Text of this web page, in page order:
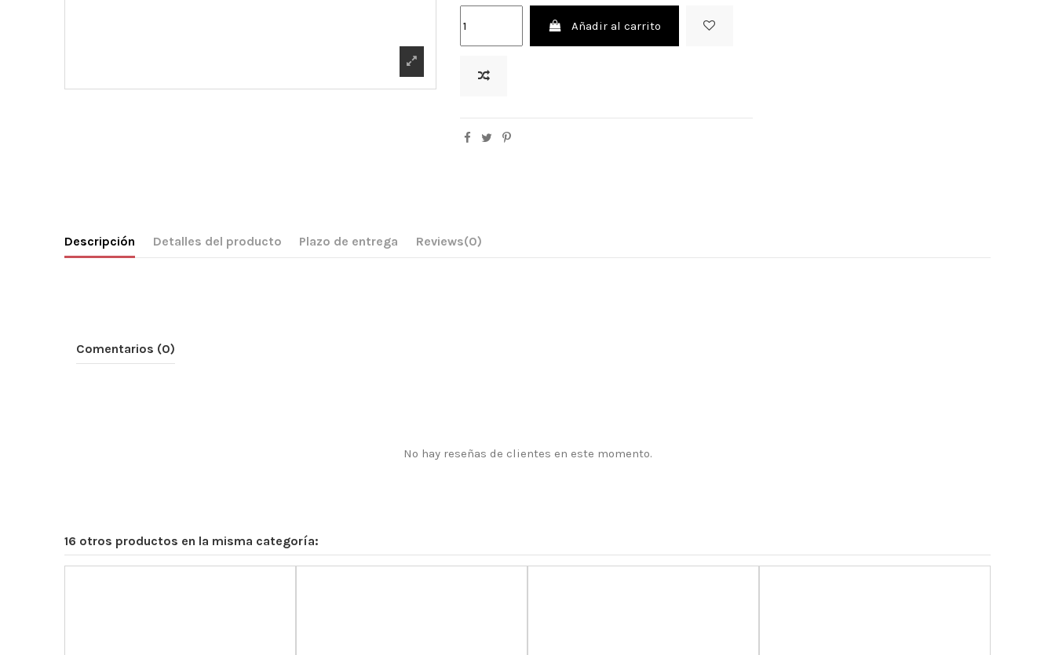
Añadir al carrito
Descripción Detalles del producto Plazo de entrega Reviews(0)
Comentarios (0)
No hay reseñas de clientes en este momento.
16 otros productos en la misma categoría: